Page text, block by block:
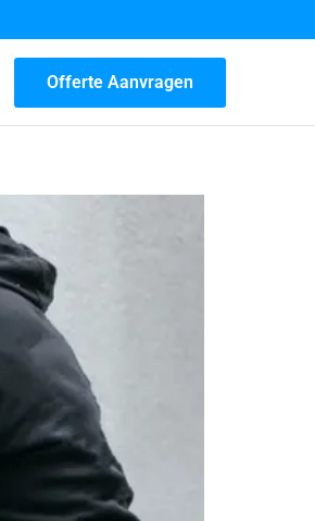
Offerte Aanvragen